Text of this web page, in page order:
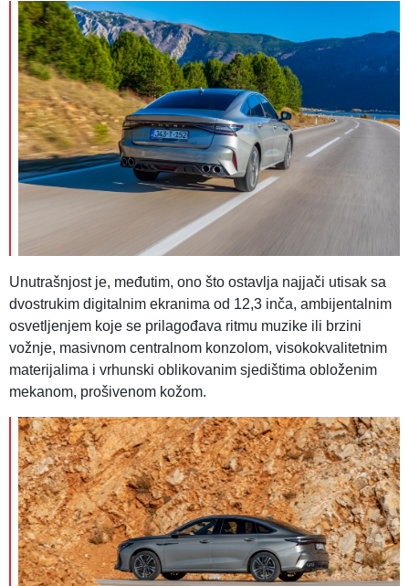
Unutrašnjost je, međutim, ono što ostavlja najjači utisak sa
dvostrukim digitalnim ekranima od 12,3 inča, ambijentalnim
osvetljenjem koje se prilagođava ritmu muzike ili brzini
vožnje, masivnom centralnom konzolom, visokokvalitetnim
materijalima i vrhunski oblikovanim sjedištima obloženim
mekanom, prošivenom kožom.